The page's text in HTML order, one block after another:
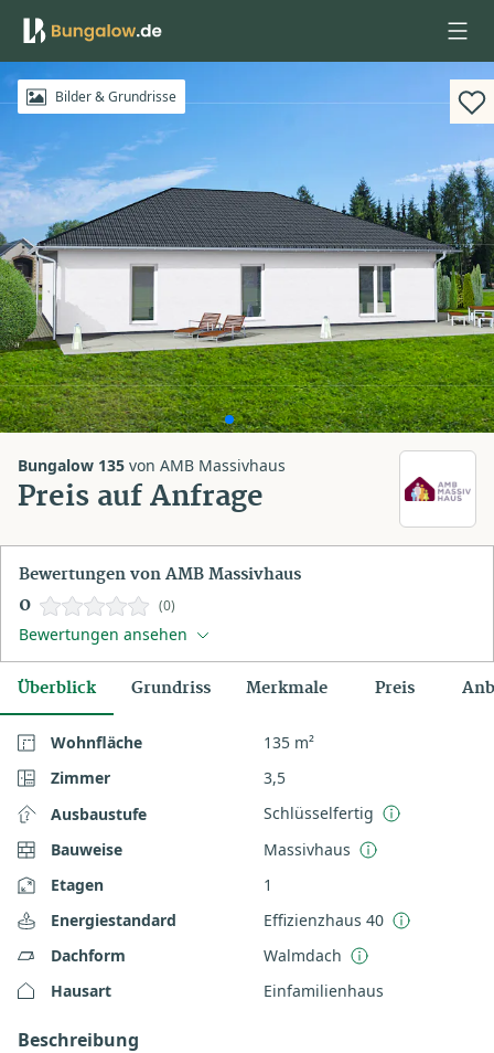
Anmelden
Bilder & Grundrisse
Bungalow 135 von AMB Massivhaus
Preis auf Anfrage
Bewertungen von AMB Massivhaus
0 (0)
Bewertungen ansehen
Überblick Grundriss Merkmale Preis
Wohnfläche
135 m²
Zimmer
3,5
Ausbaustufe
Schlüsselfertig
Bauweise
Massivhaus
Etagen
1
Energiestandard
Effizienzhaus 40
Dachform
Walmdach
Hausart
Einfamilienhaus
Beschreibung